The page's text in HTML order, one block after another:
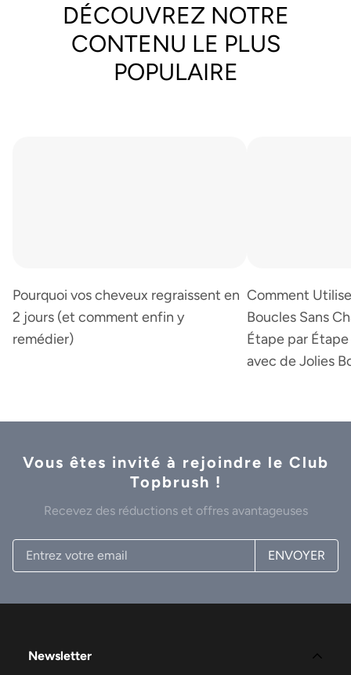
DÉCOUVREZ NOTRE
CONTENU LE PLUS
POPULAIRE
Pourquoi vos cheveux regraissent en
2 jours (et comment enfin y
remédier)
Comment
Boucles Sans
Étape par
avec de Jolies
Vous êtes invité à rejoindre le Club
Topbrush !
Recevez des réductions et offres avantageuses
ENVOYER
Newsletter